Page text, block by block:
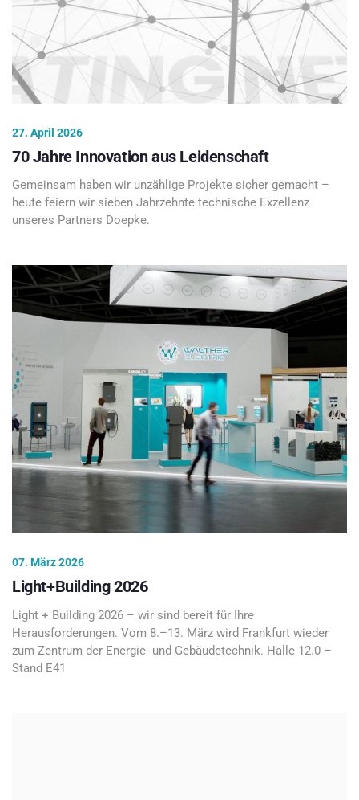
27. April 2026
70 Jahre Innovation aus Leidenschaft
Gemeinsam haben wir unzählige Projekte sicher gemacht –
heute feiern wir sieben Jahrzehnte technische Exzellenz
unseres Partners Doepke.
07. März 2026
Light+Building 2026
Light + Building 2026 – wir sind bereit für Ihre
Herausforderungen. Vom 8.–13. März wird Frankfurt wieder
zum Zentrum der Energie- und Gebäudetechnik. Halle 12.0 –
Stand E41